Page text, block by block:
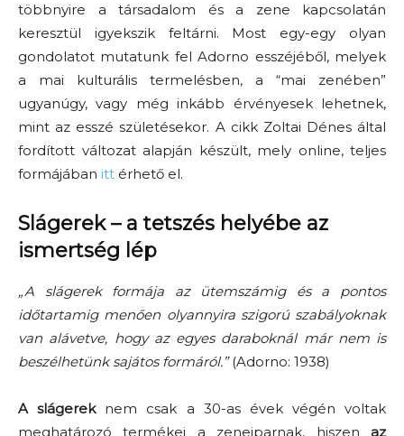
többnyire a társadalom és a zene kapcsolatán
keresztül igyekszik feltárni. Most
egy-egy olyan
gondolatot mutatunk fel Adorno esszéjéből, melyek
a mai
kulturális termelésben, a “mai zenében”
ugyanúgy, vagy még inkább érvényesek lehetnek,
mint az esszé születésekor. A cikk Zoltai Dénes által
fordított változat alapján készült, mely online, teljes
formájában itt érhető el.
Slágerek – a tetszés helyébe az
ismertség lép
„A slágerek formája az ütemszámig és a pontos
időtartamig menően olyannyira szigorú szabályoknak
van alávetve, hogy az egyes daraboknál már nem is
beszélhetünk sajátos formáról.”(Adorno: 1938)
A slágereknem csak a 30-as évek végén voltak
meghatározó termékei a zeneiparnak, hiszen az